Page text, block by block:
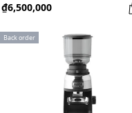
₫6,500,000
Back order